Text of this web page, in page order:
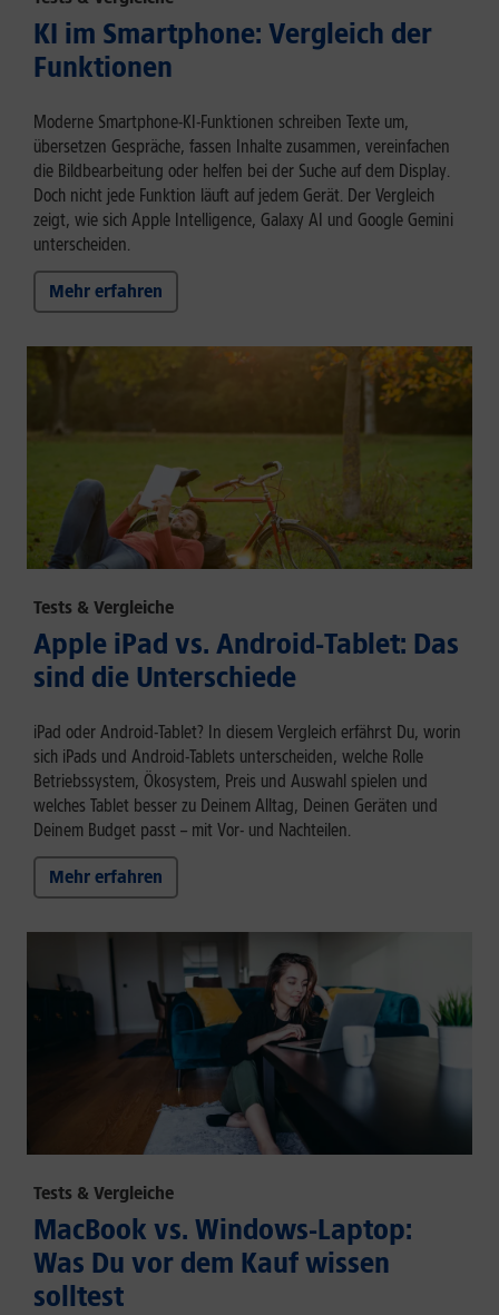
KI im Smartphone: Vergleich der
Funktionen
Moderne Smartphone-KI-Funktionen schreiben Texte um,
übersetzen Gespräche, fassen Inhalte zusammen, vereinfachen
die Bildbearbeitung oder helfen bei der Suche auf dem Display.
Doch nicht jede Funktion läuft auf jedem Gerät. Der Vergleich
zeigt, wie sich Apple Intelligence, Galaxy AI und Google Gemini
unterscheiden.
Mehr erfahren
Tests & Vergleiche
Apple iPad vs. Android-Tablet: Das
sind die Unterschiede
iPad oder Android-Tablet? In diesem Vergleich erfährst Du, worin
sich iPads und Android-Tablets unterscheiden, welche Rolle
Betriebssystem, Ökosystem, Preis und Auswahl spielen und
welches Tablet besser zu Deinem Alltag, Deinen Geräten und
Deinem Budget passt – mit Vor- und Nachteilen.
Mehr erfahren
Tests & Vergleiche
MacBook vs. Windows-Laptop:
Was Du vor dem Kauf wissen
solltest